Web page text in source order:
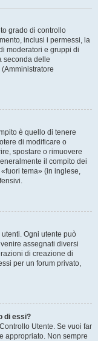
grado di controllo
inclusi i permessi, la
moderatori e gruppi di
seconda delle
è quello di tenere
di modificare o
spostare o rimuovere
il compito dei
tema» (in inglese,
Ogni utente può
assegnati diversi
di creazione di
per un forum privato,
di essi?
Utente. Se vuoi far
appropriato. Non sempre